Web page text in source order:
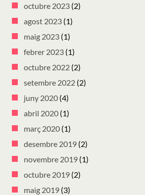
octubre 2023 (2)
agost 2023 (1)
maig 2023 (1)
febrer 2023 (1)
octubre 2022 (2)
setembre 2022 (2)
juny 2020 (4)
abril 2020 (1)
març 2020 (1)
desembre 2019 (2)
novembre 2019 (1)
octubre 2019 (2)
maig 2019 (3)